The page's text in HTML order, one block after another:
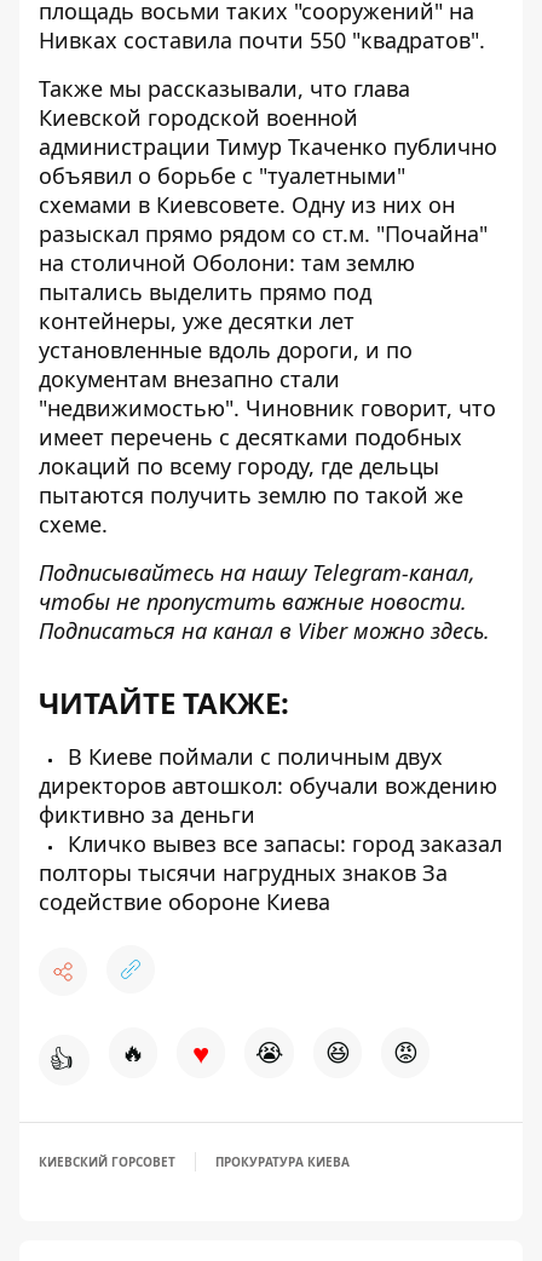
площадь восьми таких "сооружений" на
Нивках составила почти 550 "квадратов".
Также мы рассказывали, что глава
Киевской городской военной
администрации Тимур Ткаченко публично
объявил о борьбе с "туалетными"
схемами в Киевсовете. Одну из них он
разыскал прямо рядом со ст.м. "Почайна"
на столичной Оболони: там землю
пытались выделить прямо под
контейнеры, уже десятки лет
установленные вдоль дороги, и по
документам внезапно стали
"недвижимостью". Чиновник говорит, что
имеет перечень с десятками подобных
локаций по всему городу, где дельцы
пытаются получить землю по такой же
схеме.
Подписывайтесь на нашу Telegram-канал,
чтобы не пропустить важные новости.
Подписаться на канал в Viber можно здесь.
ЧИТАЙТЕ ТАКЖЕ:
В Киеве поймали с поличным двух
директоров автошкол: обучали вождению
фиктивно за деньги
Кличко вывез все запасы: город заказал
полторы тысячи нагрудных знаков За
содействие обороне Киева
👍 🔥 ♥ 😭 😆 😡
КИЕВСКИЙ ГОРСОВЕТ ПРОКУРАТУРА КИЕВА